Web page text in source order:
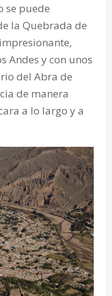
se puede
la Quebrada de
Andes y con unos
del Abra de
de manera
a lo largo y a